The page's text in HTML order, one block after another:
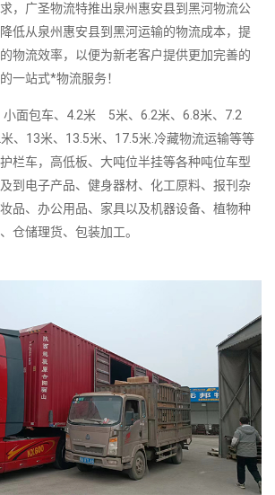
，广圣物流特推出泉州惠安县到黑河物流公
低从泉州惠安县到黑河运输的物流成本，提
物流效率，以便为新老客户提供更加完善的
一站式*物流服务！
面包车、4.2米 5米、6.2米、6.8米、7.2
、13米、13.5米、17.5米.冷藏物流运输等等
栏车，高低板、大吨位半挂等各种吨位车型
到电子产品、健身器材、化工原料、报刊杂
品、办公用品、家具以及机器设备、植物种
仓储理货、包装加工。